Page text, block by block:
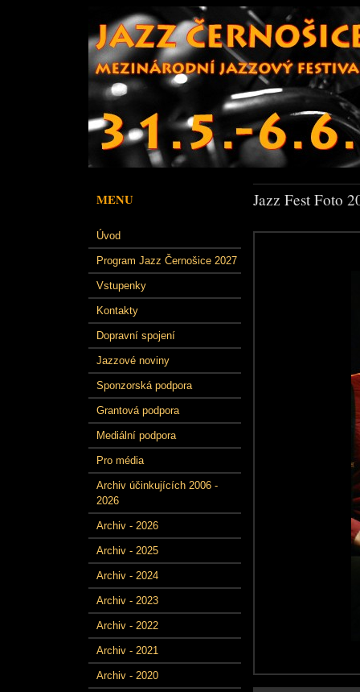
MENU
Úvod
Program Jazz Černošice 2027
Vstupenky
Kontakty
Dopravní spojení
Jazzové noviny
Sponzorská podpora
Grantová podpora
Mediální podpora
Pro média
Archiv účinkujících 2006 -
2026
Archiv - 2026
Archiv - 2025
Archiv - 2024
Archiv - 2023
Archiv - 2022
Archiv - 2021
Archiv - 2020
Jazz Fest Foto